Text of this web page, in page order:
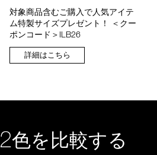
対象商品含むご購入で人気アイテ
ム特製サイズプレゼント！ ＜クー
ポンコード＞ILB26
詳細はこちら
2色を比較する